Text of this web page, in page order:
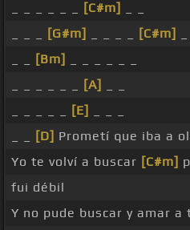
[C#m]
[G#m] [C#m]
[Bm]
[A]
[E]
[D] Prometí que iba a
Yo te volví a buscar [C#m]
fui débil
Y no pude buscar y amar a